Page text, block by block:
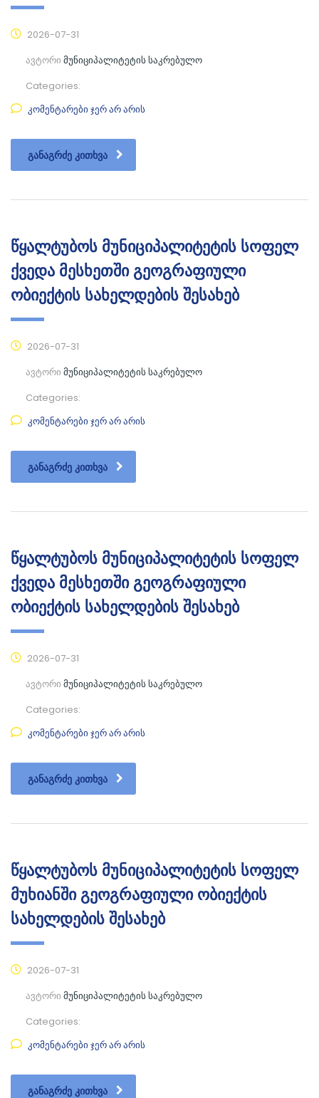
2026-07-31
ავტორი მუნიციპალიტეტის საკრებულო
Categories:
კომენტარები ჯერ არ არის
ᲒᲐᲜᲐᲒᲠᲫᲔ ᲙᲘᲗᲮᲕᲐ
წყალტუბოს მუნიციპალიტეტის სოფელ
ქვედა მესხეთში გეოგრაფიული
ობიექტის სახელდების შესახებ
2026-07-31
ავტორი მუნიციპალიტეტის საკრებულო
Categories:
კომენტარები ჯერ არ არის
ᲒᲐᲜᲐᲒᲠᲫᲔ ᲙᲘᲗᲮᲕᲐ
წყალტუბოს მუნიციპალიტეტის სოფელ
ქვედა მესხეთში გეოგრაფიული
ობიექტის სახელდების შესახებ
2026-07-31
ავტორი მუნიციპალიტეტის საკრებულო
Categories:
კომენტარები ჯერ არ არის
ᲒᲐᲜᲐᲒᲠᲫᲔ ᲙᲘᲗᲮᲕᲐ
წყალტუბოს მუნიციპალიტეტის სოფელ
მუხიანში გეოგრაფიული ობიექტის
სახელდების შესახებ
2026-07-31
ავტორი მუნიციპალიტეტის საკრებულო
Categories:
კომენტარები ჯერ არ არის
ᲒᲐᲜᲐᲒᲠᲫᲔ ᲙᲘᲗᲮᲕᲐ